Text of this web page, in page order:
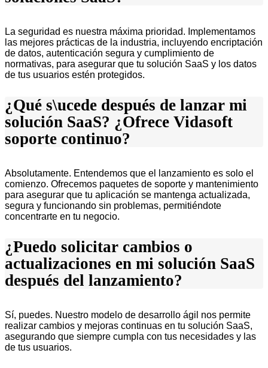
La seguridad es nuestra máxima prioridad. Implementamos
las mejores prácticas de la industria, incluyendo encriptación
de datos, autenticación segura y cumplimiento de
normativas, para asegurar que tu solución SaaS y los datos
de tus usuarios estén protegidos.
¿Qué s\ucede después de lanzar mi
solución SaaS? ¿Ofrece Vidasoft
soporte continuo?
Absolutamente. Entendemos que el lanzamiento es solo el
comienzo. Ofrecemos paquetes de soporte y mantenimiento
para asegurar que tu aplicación se mantenga actualizada,
segura y funcionando sin problemas, permitiéndote
concentrarte en tu negocio.
¿Puedo solicitar cambios o
actualizaciones en mi solución SaaS
después del lanzamiento?
Sí, puedes. Nuestro modelo de desarrollo ágil nos permite
realizar cambios y mejoras continuas en tu solución SaaS,
asegurando que siempre cumpla con tus necesidades y las
de tus usuarios.